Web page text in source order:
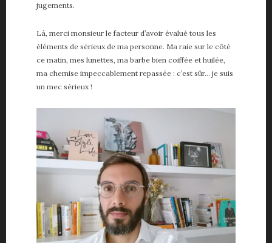
jugements.
Là, merci monsieur le facteur d’avoir évalué tous les
éléments de sérieux de ma personne. Ma raie sur le côté
ce matin, mes lunettes, ma barbe bien coiffée et huilée,
ma chemise impeccablement repassée : c’est sûr… je suis
un mec sérieux !